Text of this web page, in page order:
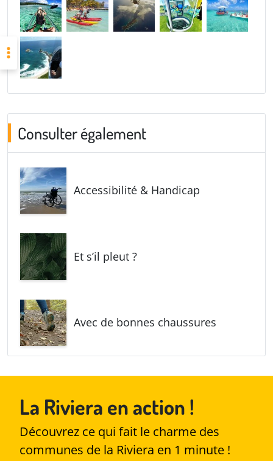
Consulter également
Accessibilité & Handicap
Et s’il pleut ?
Avec de bonnes chaussures
La Riviera en action !
Découvrez ce qui fait le charme des
communes de la Riviera en 1 minute !